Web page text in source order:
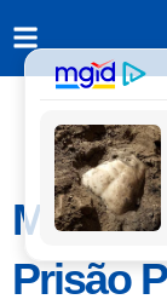
Monte
Prisão